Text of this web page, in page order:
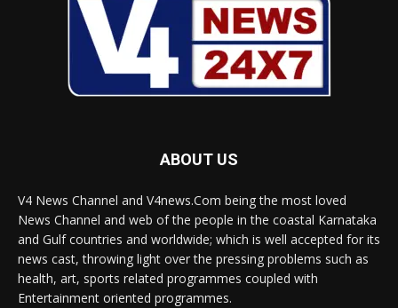
ABOUT US
V4 News Channel and V4news.Com being the most loved
News Channel and web of the people in the coastal Karnataka
and Gulf countries and worldwide; which is well accepted for its
news cast, throwing light over the pressing problems such as
health, art, sports related programmes coupled with
Entertainment oriented programmes.